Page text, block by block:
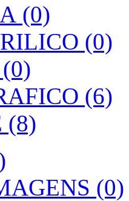
(0)
(0)
(6)
(8)
(0)